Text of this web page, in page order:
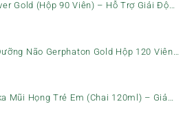
Gold (Hộp 90 Viên) – Hỗ Trợ Giải Độc
Bảo Vệ Gan
Não Gerphaton Gold Hộp 120 Viên
Hoa Mắt, Chóng Mặt & Rối Loạn Tiền
Mũi Họng Trẻ Em (Chai 120ml) – Giảm
& Đau Rát Họng